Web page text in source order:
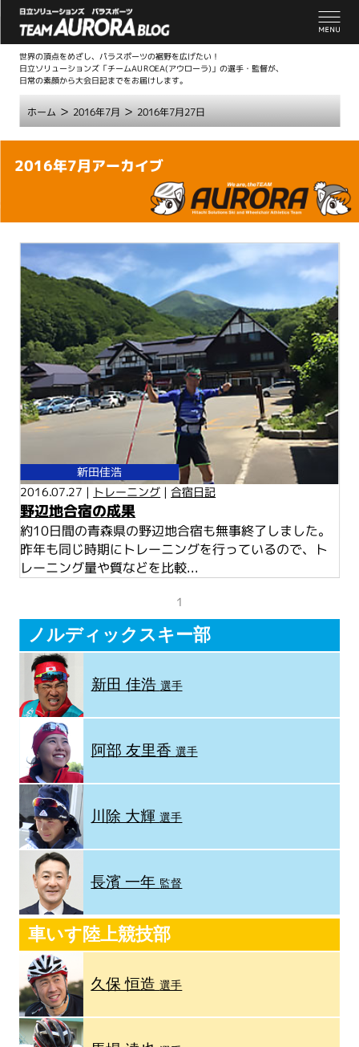
世界の頂点をめざし、パラスポーツの裾野を広げたい！
日立ソリューションズ「チームAUROEA(アウローラ)」の選手・監督が、
日常の素顔から大会日記までをお届けします。
ホーム > 2016年7月 > 2016年7月27日
本
2016年7月アーカイブ
新田佳浩
2016.07.27 | トレーニング | 合宿日記
野辺地合宿の成果
約10日間の青森県の野辺地合宿も無事終了しました。
昨年も同じ時期にトレーニングを行っているので、ト
レーニング量や質などを比較...
1
ノルディックスキー部
新田 佳浩 選手
阿部 友里香 選手
川除 大輝選手
長濱 一年 監督
車いす陸上競技部
久保 恒造選手